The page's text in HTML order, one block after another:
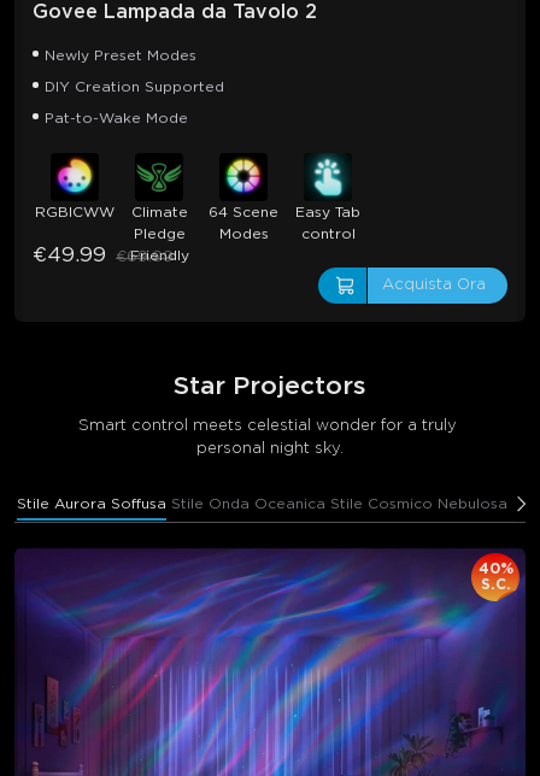
Govee Lampada da Tavolo 2
Newly Preset Modes
DIY Creation Supported
Pat-to-Wake Mode
RGBICWW
Climate
Pledge
Friendly
64 Scene
Modes
Easy Tab
control
€49.99
€69.99
Acquista Ora
Star Projectors
Smart control meets celestial wonder for a truly
personal night sky.
Stile Aurora Soffusa Stile Onda Oceanica Stile Cosmico Nebulosa
40%
S.C.